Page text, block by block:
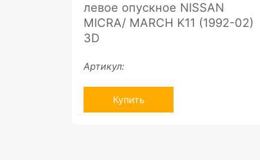
левое опускное NISSAN
MICRA/ MARCH K11 (1992-02)
3D
Артикул:
Купить